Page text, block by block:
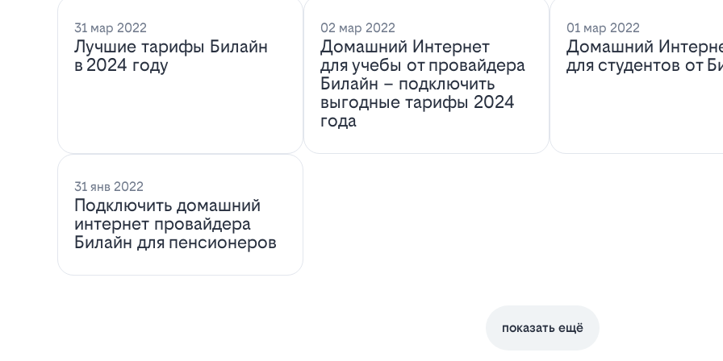
31 мар 2022
Лучшие тарифы Билайн
в 2024 году
02 мар 2022
Домашний Интернет
для учебы от провайдера
Билайн – подключить
выгодные тарифы 2024
года
01 мар 2022
Домашний
для студентов от
31 янв 2022
Подключить домашний
интернет провайдера
Билайн для пенсионеров
показать ещё